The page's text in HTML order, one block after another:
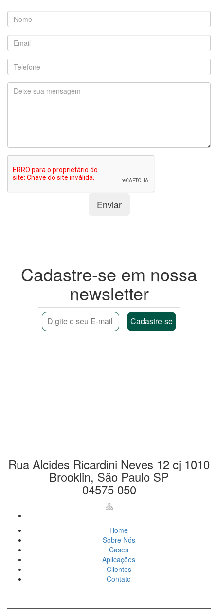
Enviar
Cadastre-se em nossa
newsletter
Rua Alcides Ricardini Neves 12 cj 1010
Brooklin, São Paulo SP
04575 050
Home
Sobre Nós
Cases
Aplicações
Clientes
Contato